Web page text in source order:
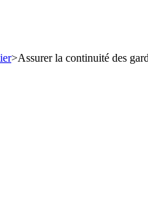
>Assurer la continuité des